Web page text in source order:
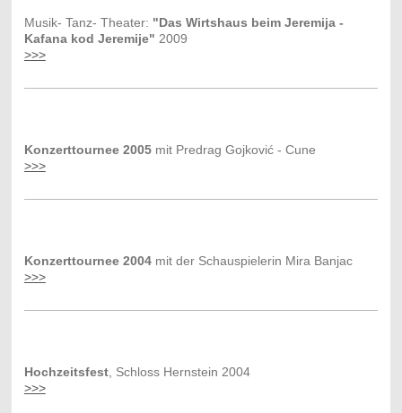
Musik- Tanz- Theater: "Das Wirtshaus beim Jeremija -
Kafana kod Jeremije" 2009
>>>
Konzerttournee 2005mit Predrag Gojković - Cune
>>>
Konzerttournee 2004mit der Schauspielerin Mira Banjac
>>>
Hochzeitsfest, Schloss Hernstein 2004
>>>